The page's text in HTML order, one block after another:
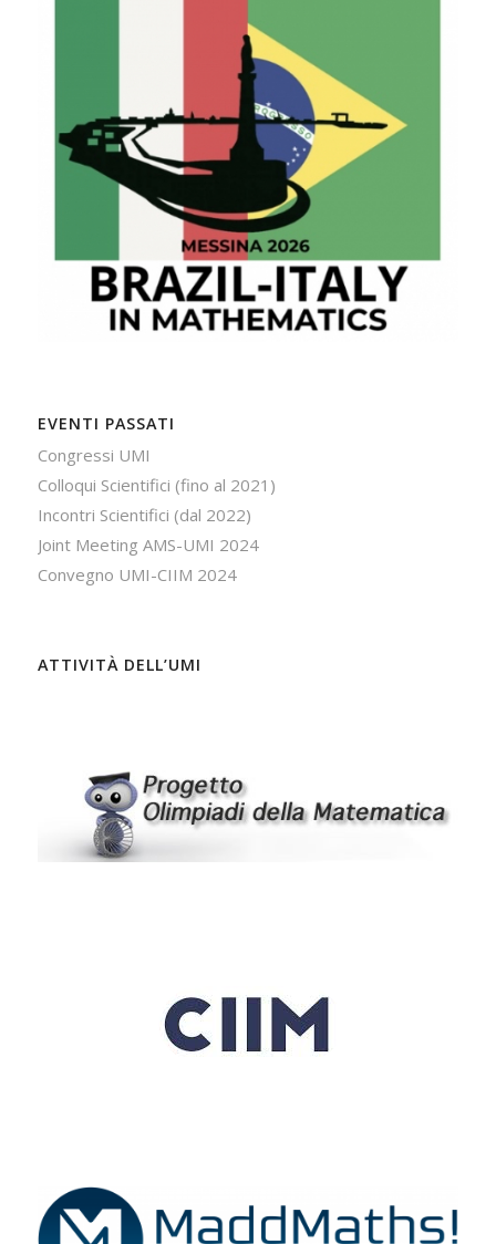
EVENTI PASSATI
Congressi UMI
Colloqui Scientifici (fino al 2021)
Incontri Scientifici (dal 2022)
Joint Meeting AMS-UMI 2024
Convegno UMI-CIIM 2024
ATTIVITÀ DELL’UMI